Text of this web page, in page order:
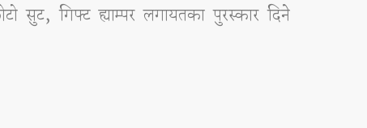
सुट, गिफ्ट ह्याम्पर लगायतका पुरस्कार दिने